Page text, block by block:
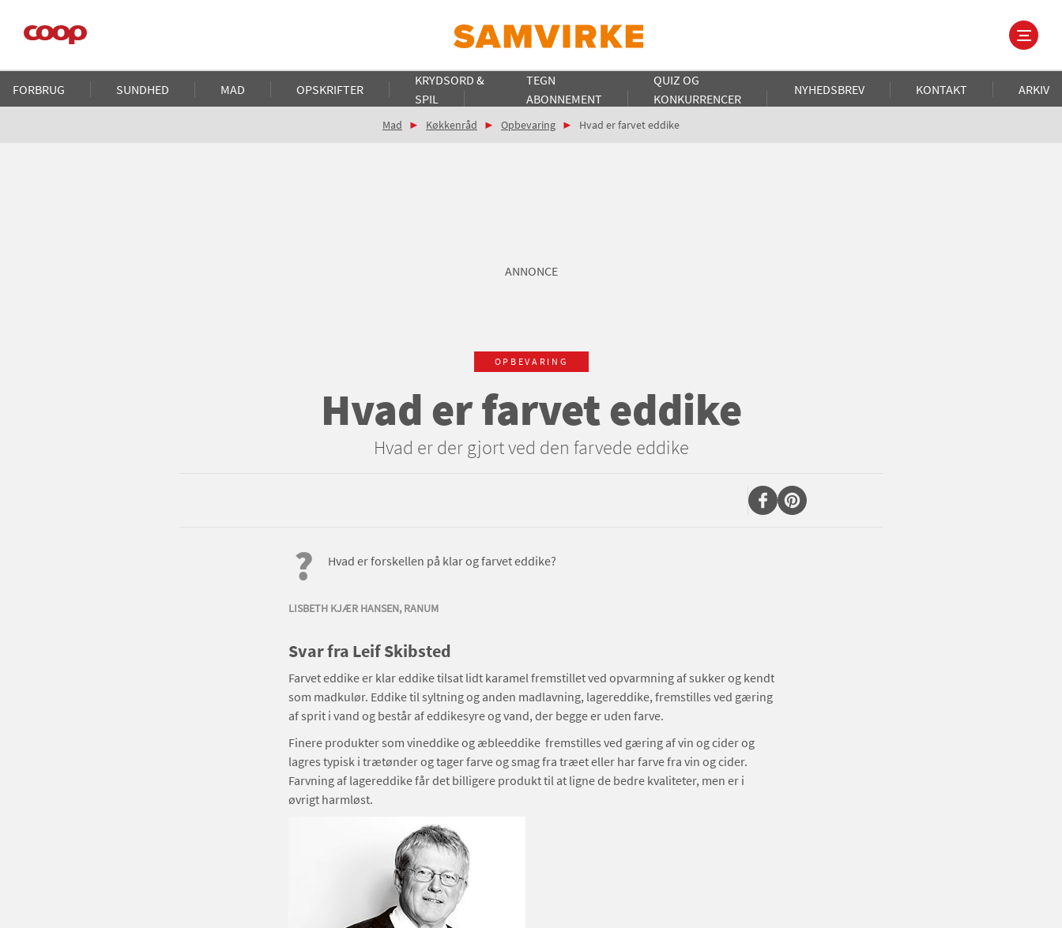
hovedindhold
Main
navigation
FORBRUG SUNDHED MAD OPSKRIFTER
KRYDSORD &
SPIL
TEGN
ABONNEMENT
QUIZ OG
KONKURRENCER
NYHEDSBREV KONTAKT ARKIV
Brødkrumme
Mad Køkkenråd Opbevaring Hvad er farvet eddike
ANNONCE
OPBEVARING
Hvad er farvet eddike
Hvad er der gjort ved den farvede eddike
? Hvad er forskellen på klar og farvet eddike?
LISBETH KJÆR HANSEN, RANUM
Svar fra Leif Skibsted
Farvet eddike er klar eddike tilsat lidt karamel fremstillet ved opvarmning af sukker og kendt
som madkulør. Eddike til syltning og anden madlavning, lagereddike, fremstilles ved gæring
af sprit i vand og består af eddikesyre og vand, der begge er uden farve.
Finere produkter som vineddike og æbleeddike fremstilles ved gæring af vin og cider og
lagres typisk i trætønder og tager farve og smag fra træet eller har farve fra vin og cider.
Farvning af lagereddike får det billigere produkt til at ligne de bedre kvaliteter, men er i
øvrigt harmløst.